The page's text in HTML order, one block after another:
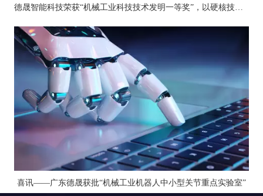
德晟智能科技荣获“机械工业科技技术发明一等奖”，以硬核技术引领机器人关节创新
喜讯——广东德晟获批“机械工业机器人中小型关节重点实验室”